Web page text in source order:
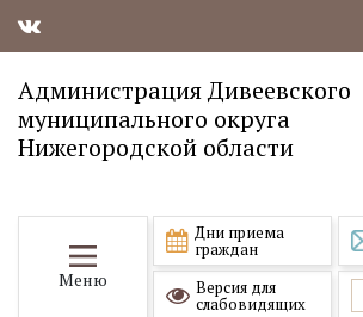
Администрация Дивеевского
муниципального округа
Нижегородской области
Меню
Дни приема
граждан
Версия для
слабовидящих